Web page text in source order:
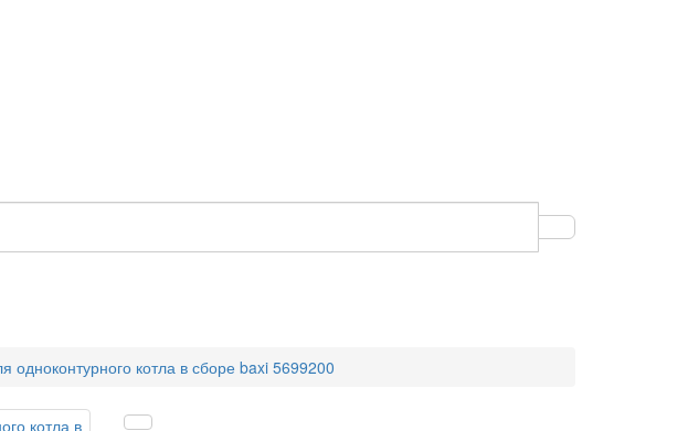
одноконтурного котла в сборе baxi 5699200